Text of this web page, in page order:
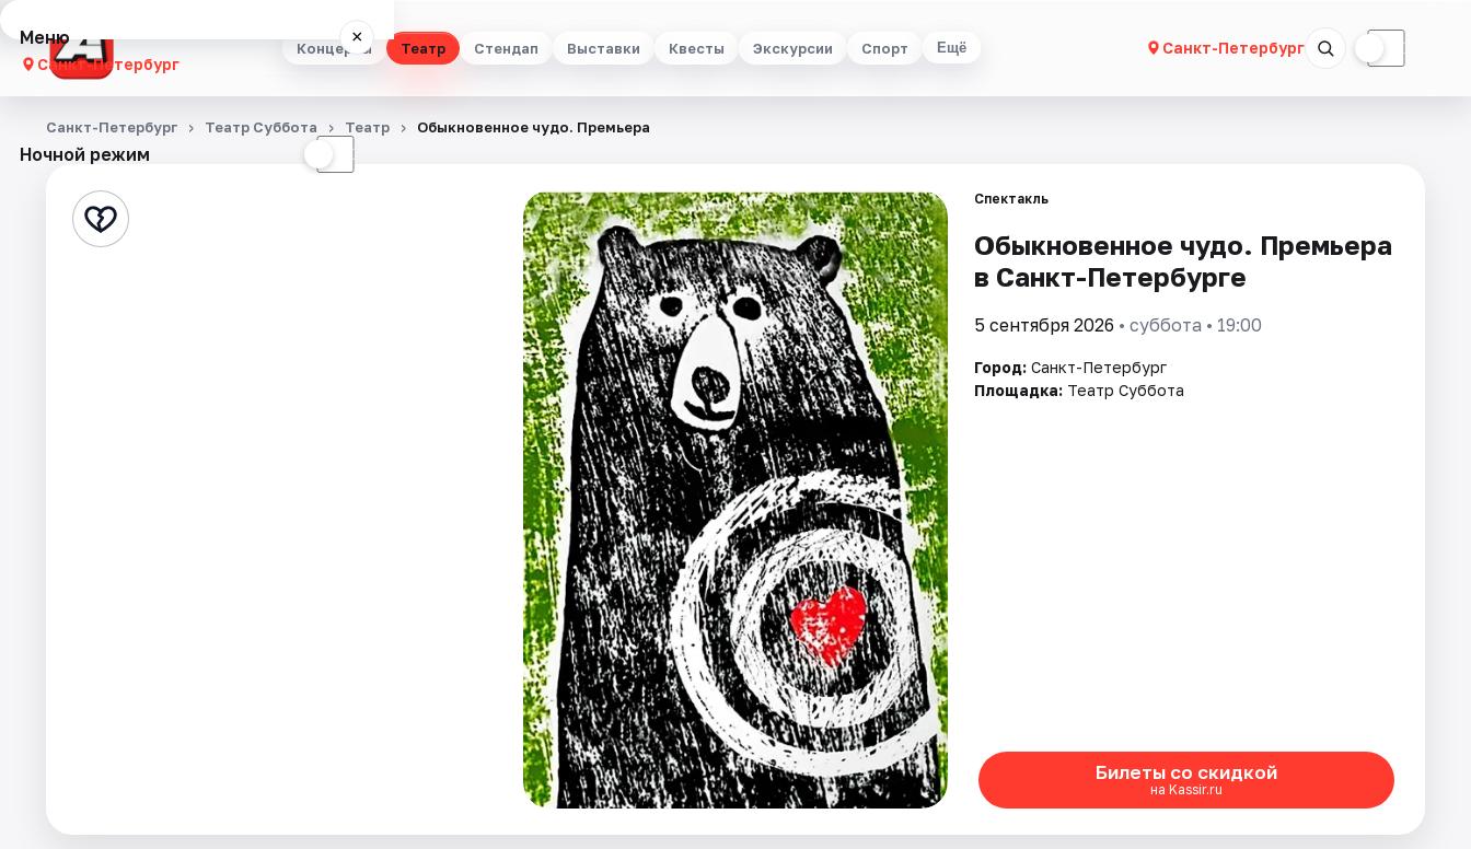
Концерты Театр Стендап Выставки Квесты Экскурсии Спорт Ещё Санкт-Петербург ☾
Меню ×
Санкт-Петербург
Концерты
Стендап
Ночной режим ☾
Санкт-Петербург Театр Суббота Театр Обыкновенное чудо. Премьера
Спектакль
Обыкновенное чудо. Премьера
в Санкт-Петербурге
5 сентября 2026 • суббота • 19:00
Город: Санкт-Петербург
Площадка: Театр Суббота
Билеты со скидкой
на Kassir.ru